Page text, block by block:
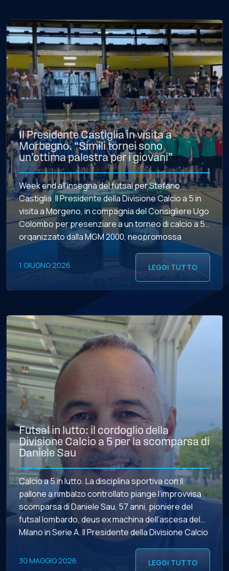
Il Presidente Castiglia in visita a
Morbegno. “Simili tornei sono
un’ottima palestra per i giovani”
Week end all’insegna del futsal per Stefano
Castiglia. Il Presidente della Divisione Calcio a 5 in
visita a Morgeno, in compagnia del Consigliere Ugo
Colombo per presenziare a un torneo di calcio a 5
organizzato dalla MGM 2000, neopromossa
capace di qualificarsi per i playoff al primo anno di
Serie A2 Élite. CASTIGLIA – “È […]
1 GIUGNO 2026 LEGGI TUTTO
Futsal in lutto: il cordoglio della
Divisione Calcio a 5 per la scomparsa di
Daniele Sau
Calcio a 5 in lutto. La disciplina sportiva con il
pallone a rimbalzo controllato piange l’improvvisa
scomparsa di Daniele Sau, 57 anni, pioniere del
futsal lombardo, deus ex machina dell’ascesa del
Milano in Serie A. Il Presidente della Divisione Calcio
a 5, Stefano Castiglia, a nome di tutto il Consiglio
Direttivo e dell’intero movimento porge […]
30 MAGGIO 2026 LEGGI TUTTO